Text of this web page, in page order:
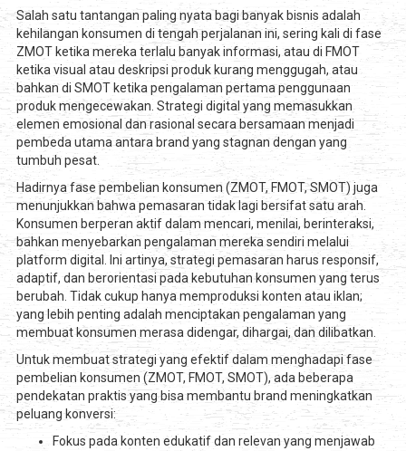
Salah satu tantangan paling nyata bagi banyak bisnis adalah
kehilangan konsumen di tengah perjalanan ini, sering kali di fase
ZMOT ketika mereka terlalu banyak informasi, atau di FMOT
ketika visual atau deskripsi produk kurang menggugah, atau
bahkan di SMOT ketika pengalaman pertama penggunaan
produk mengecewakan. Strategi digital yang memasukkan
elemen emosional dan rasional secara bersamaan menjadi
pembeda utama antara brand yang stagnan dengan yang
tumbuh pesat.
Hadirnya fase pembelian konsumen (ZMOT, FMOT, SMOT) juga
menunjukkan bahwa pemasaran tidak lagi bersifat satu arah.
Konsumen berperan aktif dalam mencari, menilai, berinteraksi,
bahkan menyebarkan pengalaman mereka sendiri melalui
platform digital. Ini artinya, strategi pemasaran harus responsif,
adaptif, dan berorientasi pada kebutuhan konsumen yang terus
berubah. Tidak cukup hanya memproduksi konten atau iklan;
yang lebih penting adalah menciptakan pengalaman yang
membuat konsumen merasa didengar, dihargai, dan dilibatkan.
Untuk membuat strategi yang efektif dalam menghadapi fase
pembelian konsumen (ZMOT, FMOT, SMOT), ada beberapa
pendekatan praktis yang bisa membantu brand meningkatkan
peluang konversi:
Fokus pada konten edukatif dan relevan yang menjawab